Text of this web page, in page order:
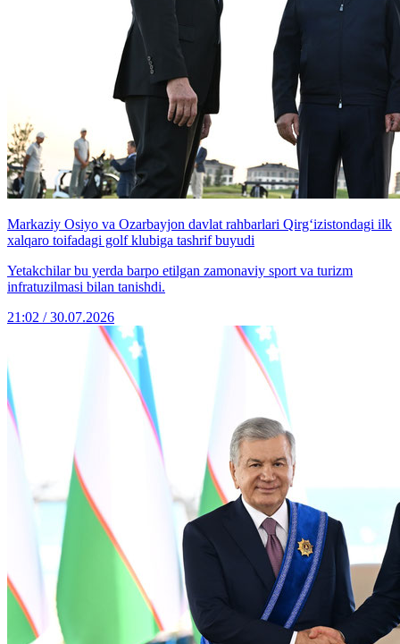
Markaziy Osiyo va Ozarbayjon davlat rahbarlari Qirg‘izistondagi ilk
xalqaro toifadagi golf klubiga tashrif buyudi
Yetakchilar bu yerda barpo etilgan zamonaviy sport va turizm
infratuzilmasi bilan tanishdi.
21:02 / 30.07.2026